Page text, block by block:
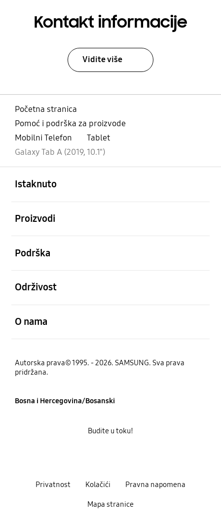
Kontakt informacije
Vidite više
Početna stranica
Pomoć i podrška za proizvode
Mobilni Telefon
Tablet
Galaxy Tab A (2019, 10.1")
Istaknuto
Proizvodi
Podrška
Održivost
O nama
Autorska prava© 1995. - 2026. SAMSUNG. Sva prava
pridržana.
Bosna i Hercegovina/Bosanski
Privatnost Kolačići Pravna napomena
Mapa stranice
Budite u toku!